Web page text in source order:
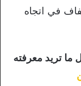
في اتجاه
ما تريد معرفته